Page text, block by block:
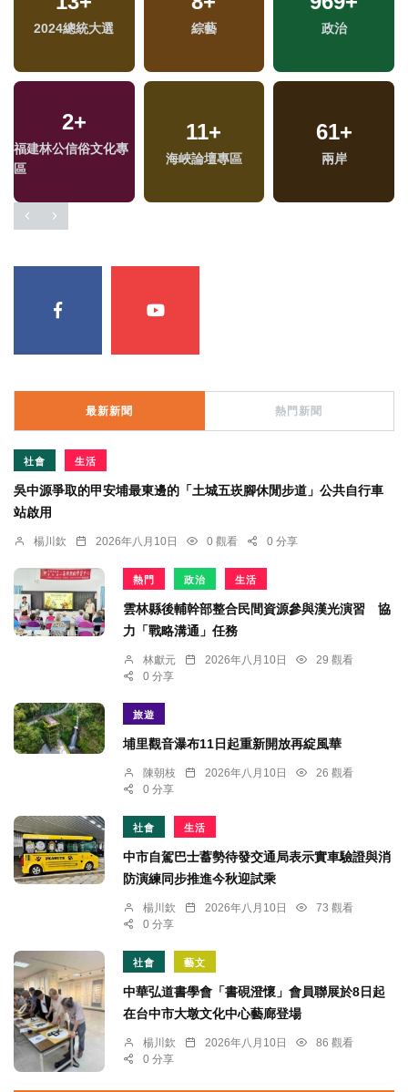
2024總統大選 綜藝 政治
2+
福建林公信俗文化專
區
11+
海峽論壇專區
61+
兩岸
最新新聞 熱門新聞
社會 生活
吳中源爭取的甲安埔最東邊的「土城五崁腳休閒步道」公共自行車
站啟用
楊川欽 2026年八月10日 0 觀看 0 分享
熱門 政治 生活
雲林縣後輔幹部整合民間資源參與漢光演習 協
力「戰略溝通」任務
林獻元 2026年八月10日
29 觀看
0 分享
旅遊
埔里觀音瀑布11日起重新開放再綻風華
陳朝枝 2026年八月10日
26 觀看
0 分享
社會 生活
中市自駕巴士蓄勢待發交通局表示實車驗證與消
防演練同步推進今秋迎試乘
楊川欽 2026年八月10日
73 觀看
0 分享
社會 藝文
中華弘道書學會「書硯澄懷」會員聯展於8日起
在台中市大墩文化中心藝廊登場
楊川欽 2026年八月10日
86 觀看
0 分享